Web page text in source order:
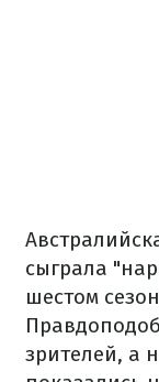
сыграла
шестом
зрителей, а